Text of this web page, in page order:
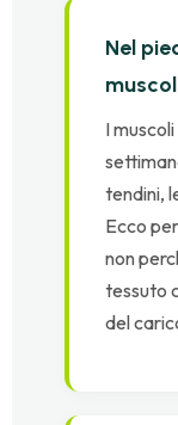
Nel
I
tendini,
Ecco
non
tessuto
del